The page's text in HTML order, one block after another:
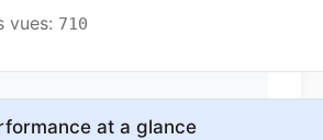
vues: 710
at a glance